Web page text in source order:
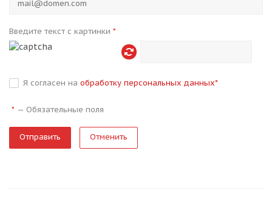
Введите текст с картинки *
Я согласен на обработку персональных данных*
* — Обязательные поля
Отменить